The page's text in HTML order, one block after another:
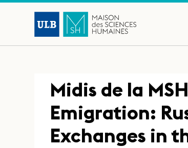
Midis de la
Emigration:
Exchanges in